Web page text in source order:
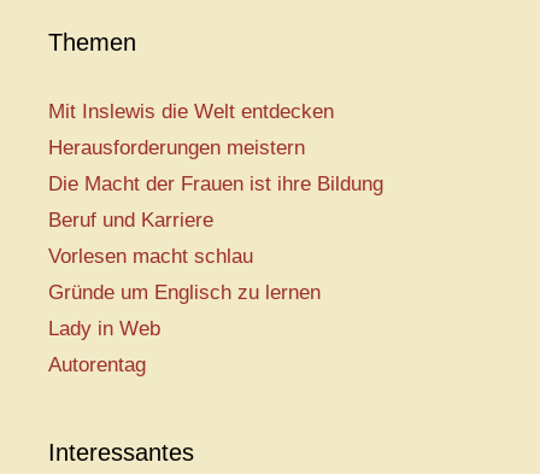
Themen
Mit Inslewis die Welt entdecken
Herausforderungen meistern
Die Macht der Frauen ist ihre Bildung
Beruf und Karriere
Vorlesen macht schlau
Gründe um Englisch zu lernen
Lady in Web
Autorentag
Interessantes